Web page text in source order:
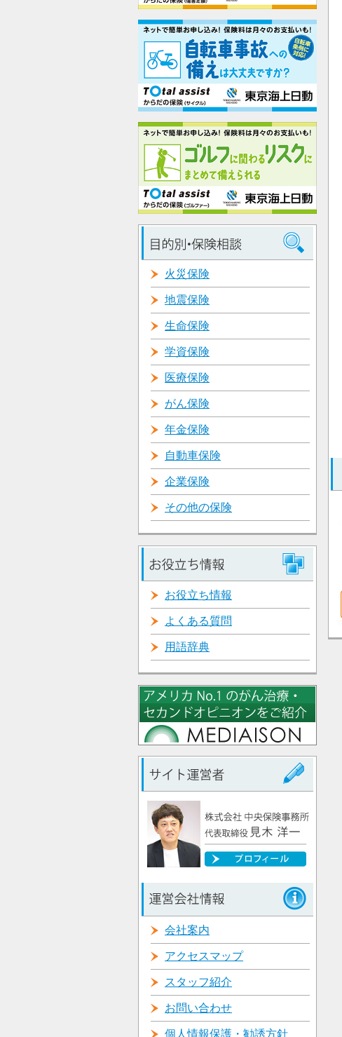
火災保険
地震保険
生命保険
学資保険
医療保険
がん保険
年金保険
自動車保険
企業保険
その他の保険
お役立ち情報
よくある質問
用語辞典
会社案内
アクセスマップ
スタッフ紹介
お問い合わせ
個人情報保護・勧誘方針